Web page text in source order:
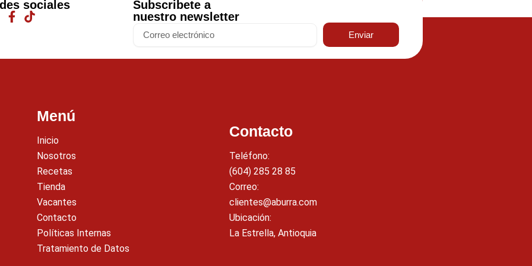
sociales
Subscribete a
nuestro newsletter
Enviar
Menú
Inicio
Nosotros
Recetas
Tienda
Vacantes
Contacto
Políticas Internas
Tratamiento de Datos
Contacto
Teléfono:
(604) 285 28 85
Correo:
clientes@aburra.com
Ubicación:
La Estrella, Antioquia